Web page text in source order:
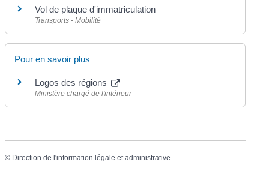
Vol de plaque d'immatriculation
Transports - Mobilité
Pour en savoir plus
Logos des régions
Ministère chargé de l'intérieur
© Direction de l'information légale et administrative